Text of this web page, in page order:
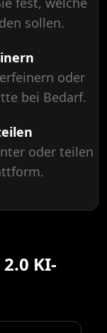
sollen.
oder
bei Bedarf.
oder teilen
KI-